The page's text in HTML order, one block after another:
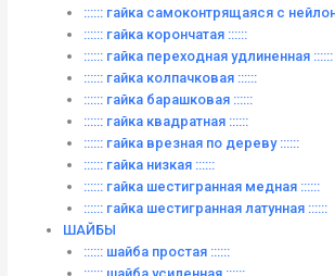
:::::: гайка самоконтрящаяся с
:::::: гайка корончатая ::::::
:::::: гайка переходная удлиненная ::::::
:::::: гайка колпачковая ::::::
:::::: гайка барашковая ::::::
:::::: гайка квадратная ::::::
:::::: гайка врезная по дереву ::::::
:::::: гайка низкая ::::::
:::::: гайка шестигранная медная ::::::
:::::: гайка шестигранная латунная ::::::
ШАЙБЫ
:::::: шайба простая ::::::